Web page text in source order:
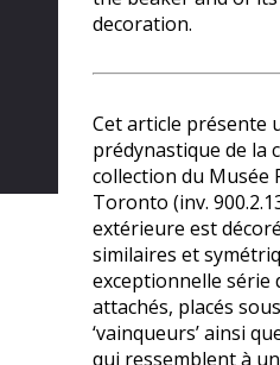
decoration.
Cet article présente
prédynastique de la
collection du Musée
Toronto (inv.
extérieure est
similaires et
exceptionnelle série
attachés, placés
‘vainqueurs’ ainsi
qui ressemblent à